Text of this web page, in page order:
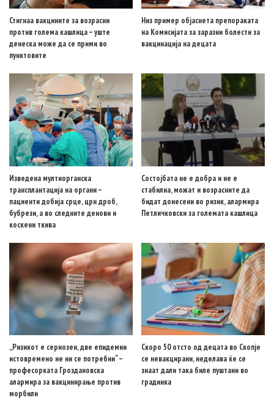
Стигнаа вакцините за возрасни
против голема кашлица – уште
денеска може да се прими во
пунктовите
Низ пример објаснета препораката
на Комисијата за заразни болести за
вакцинација на децата
Изведена мултиорганска
трансплантација на органи –
пациенти добија срце, црн дроб,
бубрези, а во следните денови и
коскени ткива
Состојбата не е добра и не е
стабилна, можат и возрасните да
бидат донесени во ризик, алармира
Петличковски за големата кашлица
„Ризикот е сериозен, две епидемии
истовремено не ни се потребни“ –
професорката Гроздановска
алармира за вакцинирање против
морбили
Скоро 50 отсто од децата во Скопје
се невакцирани, неделава ќе се
знаат дали така биле пуштани во
градинка